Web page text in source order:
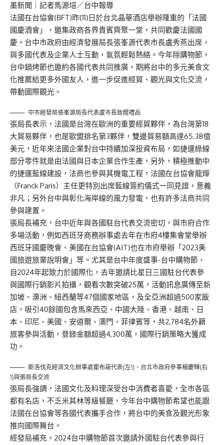
墨新聞 ｜記者馬源培／台中報導
法國在台協會(BFT)昨(11)日於台北晶華酒店舉辦隆重的「法國
國慶酒會」，邀集政商各界貴賓齊聚一堂，共同歡慶法國國
慶。台中市政府由經濟發展局長張峯源代表市長盧秀燕出席，
與多國代表及企業人士互動，氣氛輕鬆熱絡。今年除購物節，
台中鍋烤節也邀約各國代表共同推廣，期將台中的多元美食文
化推薦給更多外國友人，進一步促進經貿、觀光與文化交流，
帶動國際觀光。
中市經發局張峯源局長代表盧市長致贈禮品
張局長表示，法國是台灣在歐洲的重要經貿夥伴，為台灣第18
大貿易夥伴，也是歐盟排名第3夥伴，雙邊貿易額高達65.38億
美元，近年來法國企業對台中持續加深投資布局，如捷運綠線
部分零件就是由法國與日本企業合作生產，另外，積極推動中
的捷運藍線建設，法商也參與其機電工程，法國在台協會龍燁
（Franck Paris）主任更特別出席藍線簽約儀式一同見證，意義
非凡；另外台中與彰化海岸線的風力發電，也有許多法商共同
參與建置。
張局長補充，台中近年與各國駐台代表交流密切，與市府合作
多場活動，例如西班牙商務辦事處去年在市府4樓集會堂舉辦
西班牙國慶晚會、美國在台協會(AIT)也在市府舉辦「2023美
國旅遊旅業說明會」等。尤其是台中年度盛事-台中購物節，
自2024年起致力於國際化，去年邀請比星日三國駐台代表參
與國際行銷影片拍攝，觀看次數突破25萬，活動訊息廣傳至新
加坡、澳洲、紐西蘭等47個國家地區，及全亞洲超過500家飯
店，吸引40餘國包含馬來西亞、中國大陸、香港、越南、日
本、印尼、美國、安道爾、澳門、菲律賓等，共2,784名外籍
旅客參與活動，登錄金額超過4,300萬，國際行銷策略大獲成
功。
斯洛伐克經濟文化辦事處霍布諾代表(左1)、台北市政府參事楊慶輝(右
1)與張局長交流
張局長強調，法國文化及料理深受台中消費者喜愛，全市各區
都有名店，不乏米其林等級餐廳，今年台中購物節希望也能跟
法國在台協會等各國代表攜手合作，將台中的美食及觀光形象
推向國際舞台。
經發局補充，2024台中購物節首次邀請外國駐台代表參與行